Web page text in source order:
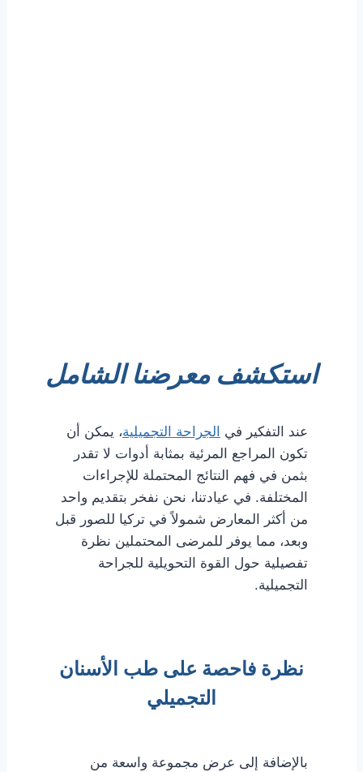
استكشف معرضنا الشامل
عند التفكير في الجراحة التجميلية، يمكن أن
تكون المراجع المرئية بمثابة أدوات لا تقدر
بثمن في فهم النتائج المحتملة للإجراءات
المختلفة. في عيادتنا، نحن نفخر بتقديم واحد
من أكثر المعارض شمولاً في تركيا للصور قبل
وبعد، مما يوفر للمرضى المحتملين نظرة
تفصيلية حول القوة التحويلية للجراحة
التجميلية.
نظرة فاحصة على طب الأسنان
التجميلي
بالإضافة إلى عرض مجموعة واسعة من